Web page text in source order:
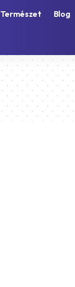
Természet Blog